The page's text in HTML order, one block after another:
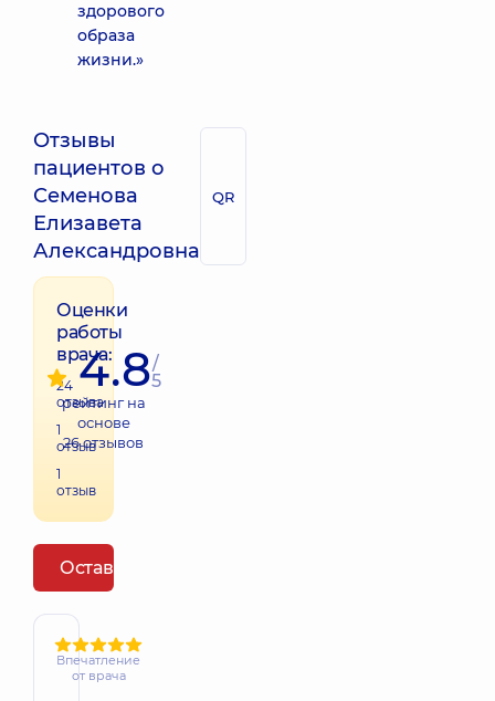
здорового
образа
жизни.»
Отзывы
пациентов о
Семенова
Елизавета
Александровна
QR
Оценки
работы
врача:
24
отзыва
1
отзыв
1
отзыв
4.8/
5
рейтинг на
основе
26отзывов
Оставить отзыв
Впечатление
от врача